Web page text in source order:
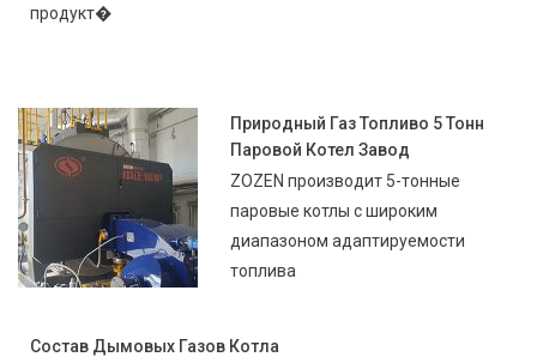
продукт�
Природный Газ Топливо 5 Тонн
Паровой Котел Завод
ZOZEN производит 5-тонные
паровые котлы с широким
диапазоном адаптируемости
топлива
Состав Дымовых Газов Котла